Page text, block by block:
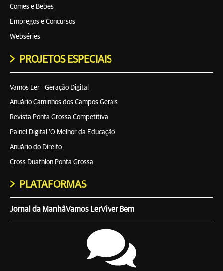
Comes e Bebes
Empregos e Concursos
Webséries
PROJETOS ESPECIAIS
Vamos Ler - Geração Digital
Anuário Caminhos dos Campos Gerais
Revista Ponta Grossa Competitiva
Painel Digital 'O Melhor da Educação'
Anuário do Direito
Cross Duathlon Ponta Grossa
PLATAFORMAS
Jornal da ManhãVamos LerViver Bem